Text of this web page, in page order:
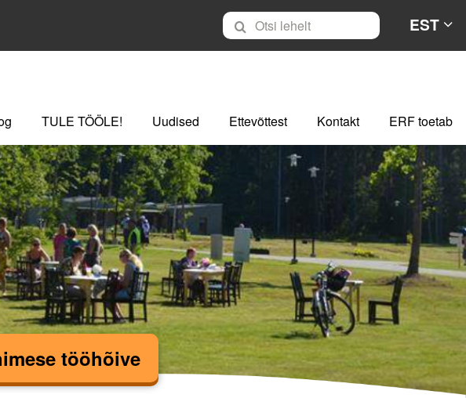
EST
TULE TÖÖLE! Uudised Ettevõttest Kontakt ERF toetab
tööhõive